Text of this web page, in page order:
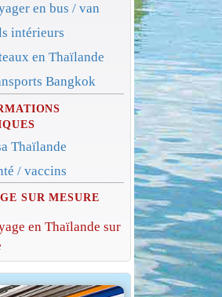
en bus / van
intérieurs
en Thaïlande
Bangkok
Thaïlande
/ vaccins
SUR MESURE
en Thaïlande sur